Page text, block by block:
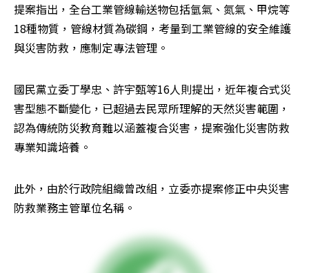
提案指出，全台工業管線輸送物包括氫氣、氮氣、甲烷等
18種物質，管線材質為碳鋼，考量到工業管線的安全維護
與災害防救，應制定專法管理。
國民黨立委丁學忠、許宇甄等16人則提出，近年複合式災
害型態不斷變化，已超過去民眾所理解的天然災害範圍，
認為傳統防災教育難以涵蓋複合災害，提案強化災害防救
專業知識培養。
此外，由於行政院組織曾改組，立委亦提案修正中央災害
防救業務主管單位名稱。